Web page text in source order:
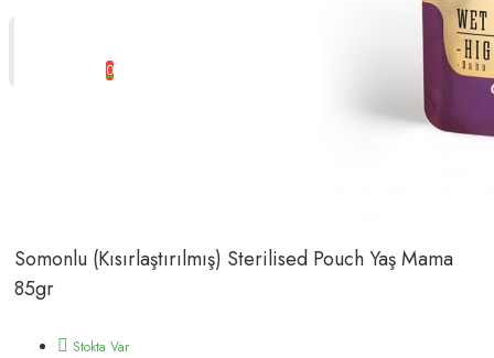
0
Somonlu (Kısırlaştırılmış) Sterilised Pouch Yaş Mama
85gr
Stokta Var